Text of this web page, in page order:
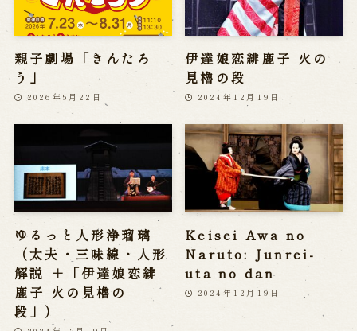
親子劇場「きんたろ
う」
2026年5月22日
伊達娘恋緋鹿子 火の
見櫓の段
2024年12月19日
ゆるっと人形浄瑠璃
（太夫・三味線・人形
解説 ＋「伊達娘恋緋
鹿子 火の見櫓の
段」）
Keisei Awa no
Naruto: Junrei-
uta no dan
2024年12月19日